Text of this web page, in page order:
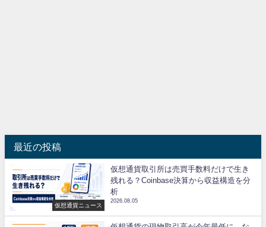
最近の投稿
仮想通貨ニュース
仮想通貨取引所は売買手数料だけで生き
残れる？Coinbase決算から収益構造を分
析
2026.08.05